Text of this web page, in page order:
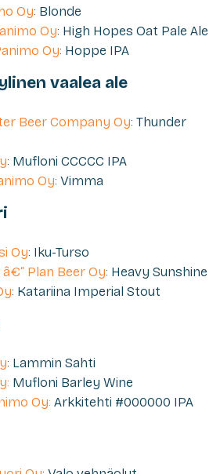
Oy: Blonde
Oy: High Hopes Oat Pale Ale
Oy: Hoppe IPA
vaalea ale
Beer Company Oy: Thunder
: Mufloni CCCCC IPA
Oy: Vimma
Oy: Iku-Turso
Plan Beer Oy: Heavy Sunshine
: Katariina Imperial Stout
: Lammin Sahti
Mufloni Barley Wine
Oy: Arkkitehti #000000 IPA